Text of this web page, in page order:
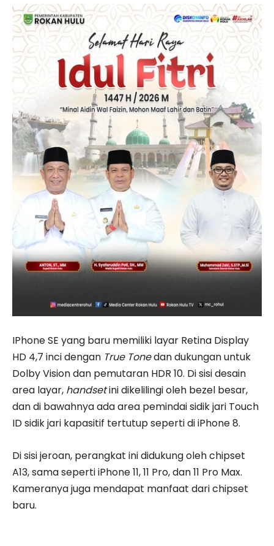
IPhone SE yang baru memiliki layar Retina Display
HD 4,7 inci dengan True Tonedan dukungan untuk
Dolby Vision dan pemutaran HDR 10. Di sisi desain
area layar, handsetini dikelilingi oleh bezel besar,
dan di bawahnya ada area pemindai sidik jari Touch
ID sidik jari kapasitif tertutup seperti di iPhone 8.
Di sisi jeroan, perangkat ini didukung oleh chipset
A13, sama seperti iPhone 11, 11 Pro, dan 11 Pro Max.
Kameranya juga mendapat manfaat dari chipset
baru.